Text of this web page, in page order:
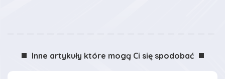
Inne artykuły które mogą Ci się spodobać